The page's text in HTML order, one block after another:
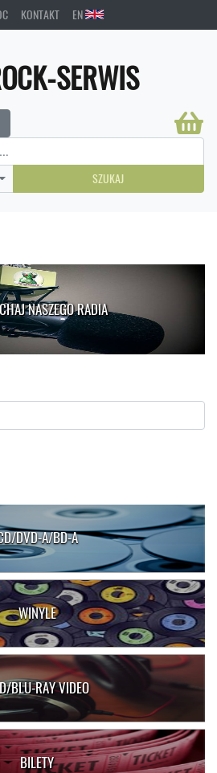
KONTAKT EN
SERWIS
SZUKAJ
NASZEGO RADIA
DVD-A/BD-A
WINYLE
BLU-RAY VIDEO
BILETY